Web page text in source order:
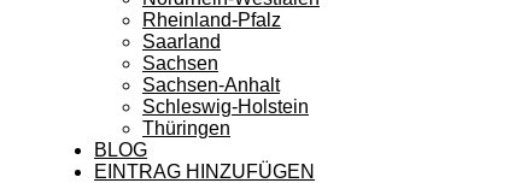
Rheinland-Pfalz
Saarland
Sachsen
Sachsen-Anhalt
Schleswig-Holstein
Thüringen
BLOG
EINTRAG HINZUFÜGEN